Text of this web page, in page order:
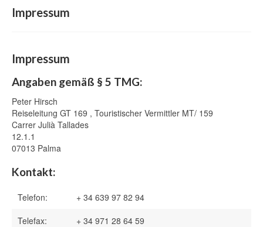
Private Führung durch die Altstadt mit
Private Kathedrale Führung
Ausflüge
Allgemeine Informationen + Kosten
Private Tour ins Herz des Tramuntana
Gebirges
Private Tour entlang der Mallorca
Westküste
Impressum
Impressum
Angaben gemäß § 5 TMG:
Peter Hirsch
Reiseleitung GT 169 , Touristischer Vermittler MT/ 159
Carrer Julià Tallades
12.1.1
07013 Palma
Kontakt:
Telefon:
+ 34 639 97 82 94
Telefax:
+ 34 971 28 64 59